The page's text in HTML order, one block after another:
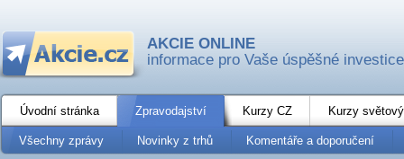
AKCIE ONLINE
informace pro Vaše úspěšné investice
Úvodní stránka Zpravodajství Kurzy CZ Kurzy
Všechny zprávy Novinky z trhů Komentáře a doporučení